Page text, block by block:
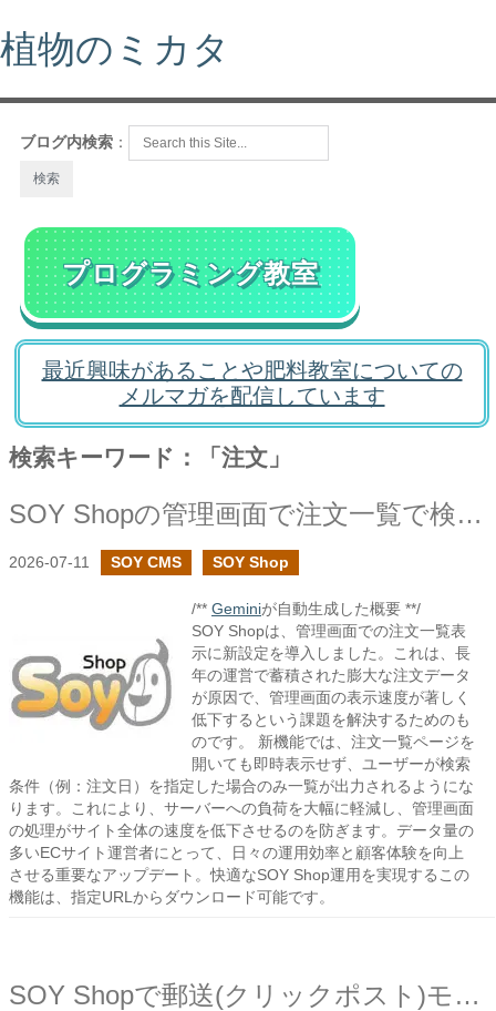
植物のミカタ
ブログ内検索 ：
プログラミング教室
最近興味があることや肥料教室についての
メルマガを配信しています
検索キーワード：「注文」
SOY Shopの管理画面で注文一覧で検索条件がある時のみ注文一覧を表示する設定を追加しました
2026-07-11 SOY CMS SOY Shop
/** Geminiが自動生成した概要 **/
SOY Shopは、管理画面での注文一覧表
示に新設定を導入しました。これは、長
年の運営で蓄積された膨大な注文データ
が原因で、管理画面の表示速度が著しく
低下するという課題を解決するためのも
のです。 新機能では、注文一覧ページを
開いても即時表示せず、ユーザーが検索
条件（例：注文日）を指定した場合のみ一覧が出力されるようにな
ります。これにより、サーバーへの負荷を大幅に軽減し、管理画面
の処理がサイト全体の速度を低下させるのを防ぎます。データ量の
多いECサイト運営者にとって、日々の運用効率と顧客体験を向上
させる重要なアップデート。快適なSOY Shop運用を実現するこの
機能は、指定URLからダウンロード可能です。
SOY Shopで郵送(クリックポスト)モジュールを作成しました